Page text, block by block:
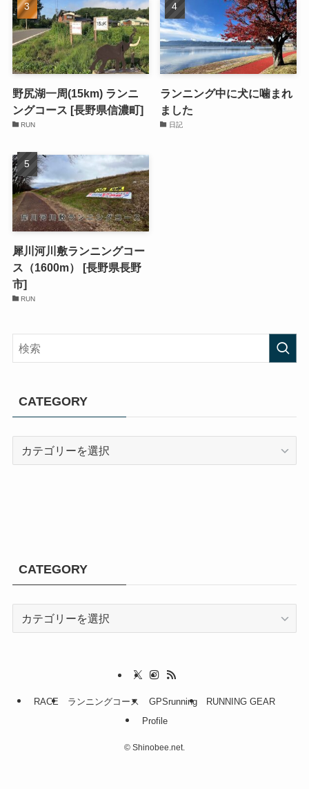
野尻湖一周(15km) ランニ
ングコース [長野県信濃町]
RUN
ランニング中に犬に噛まれ
ました
日記
犀川河川敷ランニングコー
ス（1600m） [長野県長野
市]
RUN
CATEGORY
CATEGORY
CATEGORY
CATEGORY
RACE ランニングコース GPSrunning
RUNNING GEAR
Profile
© Shinobee.net.